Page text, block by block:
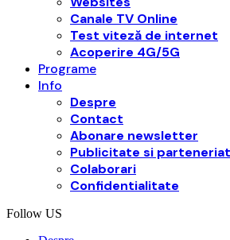
Canale TV Online
Test viteză de internet
Acoperire 4G/5G
Programe
Info
Despre
Contact
Abonare newsletter
Publicitate si
Colaborari
Confidentialitate
Follow US